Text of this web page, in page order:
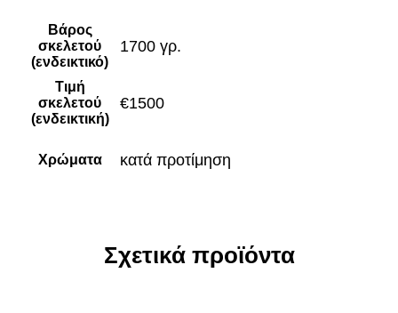
Βάρος
σκελετού
(ενδεικτικό)
1700 γρ.
Τιμή
σκελετού
(ενδεικτική)
€1500
Χρώματα κατά προτίμηση
Σχετικά προϊόντα